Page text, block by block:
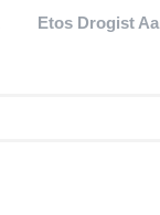
Etos Drogist